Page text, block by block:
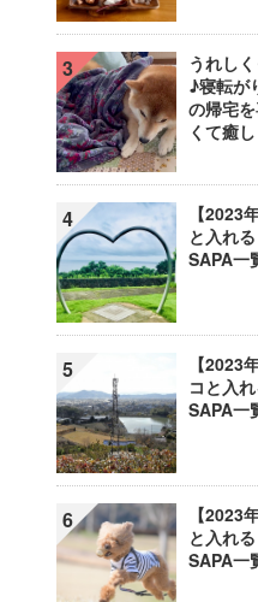
3
うれし
♪寝転が
の帰宅
くて癒
4
【2023
と入れ
SAPA一
5
【2023
コと入
SAPA一
6
【2023
と入れ
SAPA一